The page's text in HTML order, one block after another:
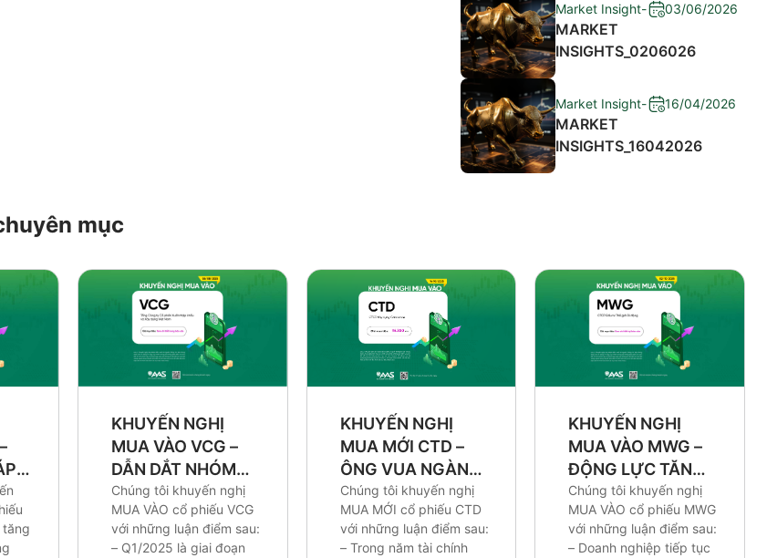
Market Insight- 03/06/2026
MARKET
INSIGHTS_0206026
Market Insight- 16/04/2026
MARKET
INSIGHTS_16042026
mục
tăng
KHUYẾN NGHỊ
MUA VÀO VCG –
DẪN DẮT NHÓM
ĐẦU TƯ CÔNG
Chúng tôi khuyến nghị
MUA VÀO cổ phiếu VCG
với những luận điểm sau:
– Q1/2025 là giai đoạn
KHUYẾN NGHỊ
MUA MỚI CTD –
ÔNG VUA NGÀNH
XÂY DỰNG
Chúng tôi khuyến nghị
MUA MỚI cổ phiếu CTD
với những luận điểm sau:
– Trong năm tài chính
KHUYẾN NGHỊ
MUA VÀO MWG –
ĐỘNG LỰC TĂNG
GIÁ NẰM Ở BAN
LÃNH ĐẠO
Chúng tôi khuyến nghị
MUA VÀO cổ phiếu MWG
với những luận điểm sau:
– Doanh nghiệp tiếp tục